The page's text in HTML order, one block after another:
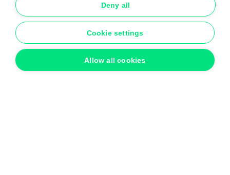
Mentions légales
Deny all
Cookie settings
Allow all cookies